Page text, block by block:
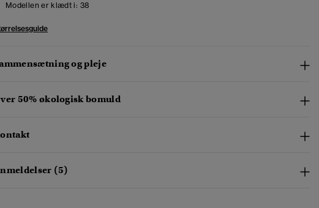
Modellen er klædt i: 38
og pleje
50% økologisk bomuld
(5)